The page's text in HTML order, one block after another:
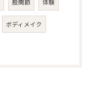
股関節 体験
ボディメイク